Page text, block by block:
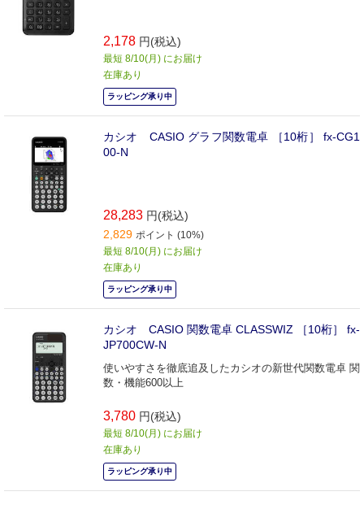
2,178 円(税込)
最短 8/10(月) にお届け
在庫あり
ラッピング承り中
カシオ CASIO グラフ関数電卓 ［10桁］ fx-CG1
00-N
28,283 円(税込)
2,829 ポイント (10%)
最短 8/10(月) にお届け
在庫あり
ラッピング承り中
カシオ CASIO 関数電卓 CLASSWIZ ［10桁］ fx-
JP700CW-N
使いやすさを徹底追及したカシオの新世代関数電卓 関
数・機能600以上
3,780 円(税込)
最短 8/10(月) にお届け
在庫あり
ラッピング承り中